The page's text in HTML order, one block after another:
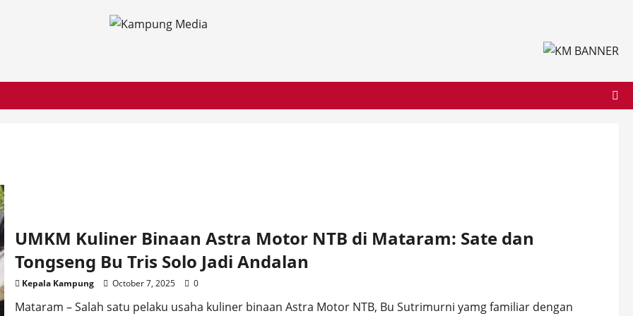
UMKM Kuliner Binaan Astra Motor NTB di Mataram: Sate dan
Tongseng Bu Tris Solo Jadi Andalan
Kepala Kampung October 7, 2025 0
Mataram – Salah satu pelaku usaha kuliner binaan Astra Motor NTB, Bu Sutrimurni yamg familiar dengan